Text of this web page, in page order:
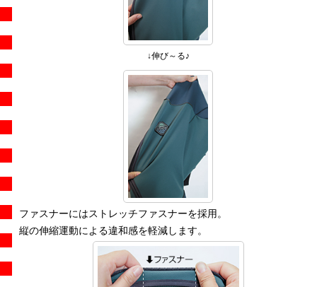
↓伸び～る♪
ファスナーにはストレッチファスナーを採用。
縦の伸縮運動による違和感を軽減します。